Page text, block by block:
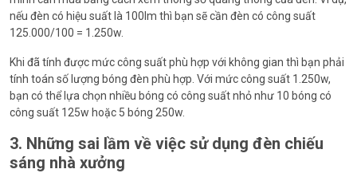
nếu đèn có hiệu suất là 100lm thì bạn sẽ cần đèn có công suất
125.000/100 = 1.250w.
Khi đã tính được mức công suất phù hợp với không gian thì bạn phải
tính toán số lượng bóng đèn phù hợp. Với mức công suất 1.250w,
bạn có thể lựa chọn nhiều bóng có công suất nhỏ như 10 bóng có
công suất 125w hoặc 5 bóng 250w.
3. Những sai lầm về việc sử dụng đèn chiếu
sáng nhà xưởng